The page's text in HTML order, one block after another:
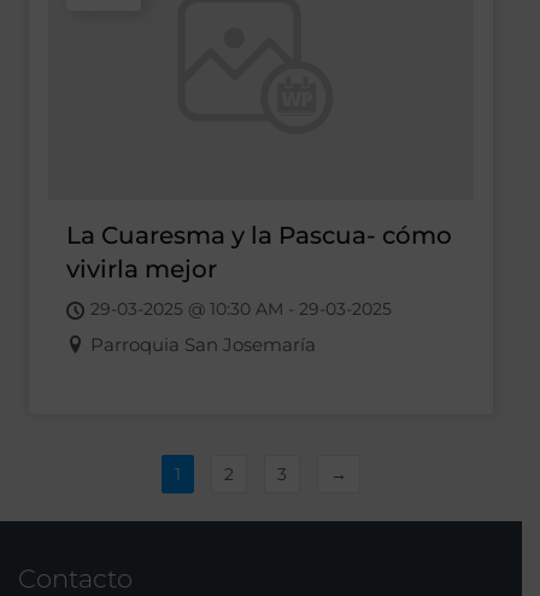
La Cuaresma y la Pascua- cómo
vivirla mejor
29-03-2025 @ 10:30 AM - 29-03-2025
Parroquia San Josemaría
1 2 3 →
Contacto